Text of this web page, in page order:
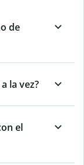
de
la vez?
el